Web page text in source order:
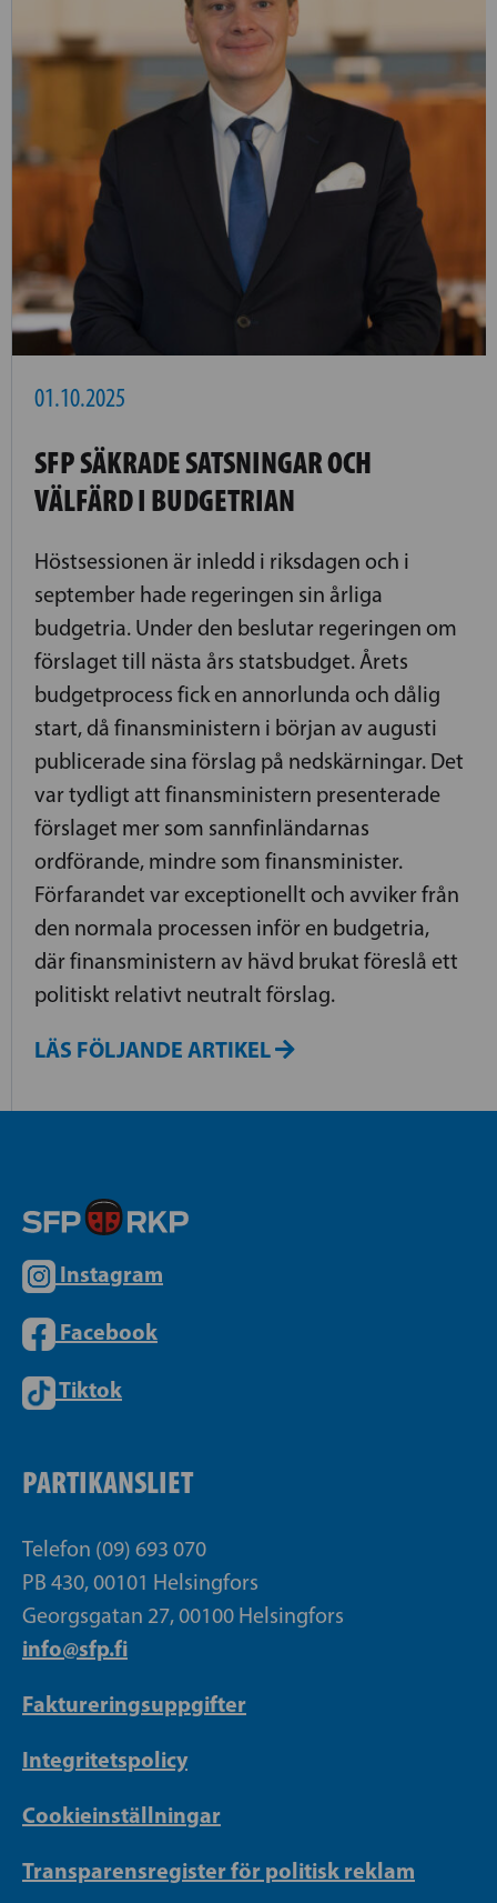
01.10.2025
SFP SÄKRADE SATSNINGAR OCH
VÄLFÄRD I BUDGETRIAN
Höstsessionen är inledd i riksdagen och i
september hade regeringen sin årliga
budgetria. Under den beslutar regeringen om
förslaget till nästa års statsbudget. Årets
budgetprocess fick en annorlunda och dålig
start, då finansministern i början av augusti
publicerade sina förslag på nedskärningar. Det
var tydligt att finansministern presenterade
förslaget mer som sannfinländarnas
ordförande, mindre som finansminister.
Förfarandet var exceptionellt och avviker från
den normala processen inför en budgetria,
där finansministern av hävd brukat föreslå ett
politiskt relativt neutralt förslag.
LÄS FÖLJANDE ARTIKEL
Instagram
Facebook
Tiktok
PARTIKANSLIET
Telefon (09) 693 070
PB 430, 00101 Helsingfors
Georgsgatan 27, 00100 Helsingfors
info@sfp.fi
Faktureringsuppgifter
Integritetspolicy
Cookieinställningar
Transparensregister för politisk reklam